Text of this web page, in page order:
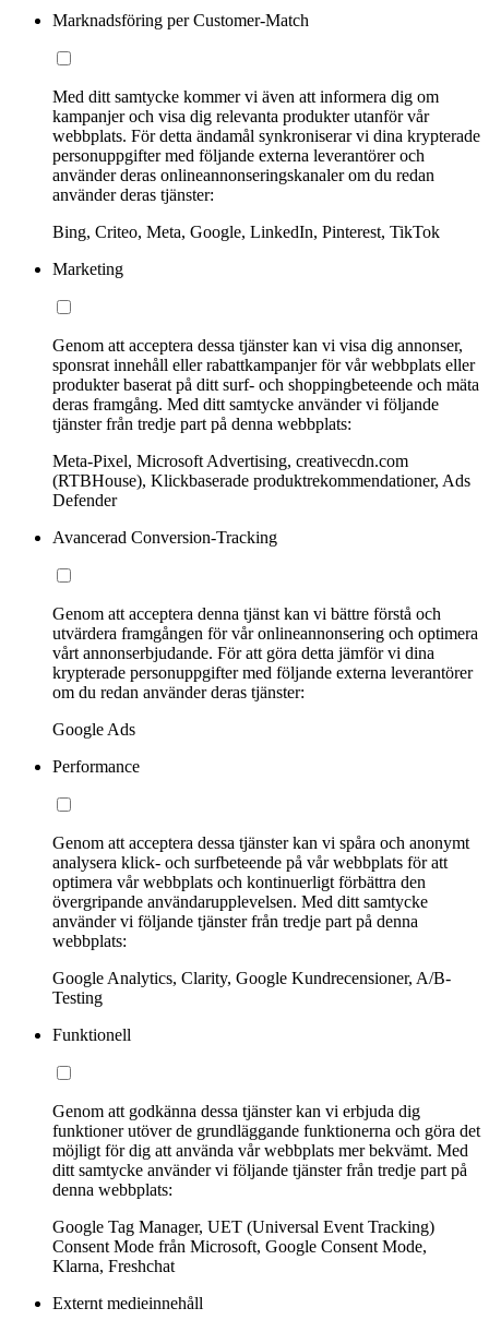
Marknadsföring per Customer-Match
Med ditt samtycke kommer vi även att informera dig om
kampanjer och visa dig relevanta produkter utanför vår
webbplats. För detta ändamål synkroniserar vi dina krypterade
personuppgifter med följande externa leverantörer och
använder deras onlineannonseringskanaler om du redan
använder deras tjänster:
Bing, Criteo, Meta, Google, LinkedIn, Pinterest, TikTok
Marketing
Genom att acceptera dessa tjänster kan vi visa dig annonser,
sponsrat innehåll eller rabattkampanjer för vår webbplats eller
produkter baserat på ditt surf- och shoppingbeteende och mäta
deras framgång. Med ditt samtycke använder vi följande
tjänster från tredje part på denna webbplats:
Meta-Pixel, Microsoft Advertising, creativecdn.com
(RTBHouse), Klickbaserade produktrekommendationer, Ads
Defender
Avancerad Conversion-Tracking
Genom att acceptera denna tjänst kan vi bättre förstå och
utvärdera framgången för vår onlineannonsering och optimera
vårt annonserbjudande. För att göra detta jämför vi dina
krypterade personuppgifter med följande externa leverantörer
om du redan använder deras tjänster:
Google Ads
Performance
Genom att acceptera dessa tjänster kan vi spåra och anonymt
analysera klick- och surfbeteende på vår webbplats för att
optimera vår webbplats och kontinuerligt förbättra den
övergripande användarupplevelsen. Med ditt samtycke
använder vi följande tjänster från tredje part på denna
webbplats:
Google Analytics, Clarity, Google Kundrecensioner, A/B-
Testing
Funktionell
Genom att godkänna dessa tjänster kan vi erbjuda dig
funktioner utöver de grundläggande funktionerna och göra det
möjligt för dig att använda vår webbplats mer bekvämt. Med
ditt samtycke använder vi följande tjänster från tredje part på
denna webbplats:
Google Tag Manager, UET (Universal Event Tracking)
Consent Mode från Microsoft, Google Consent Mode,
Klarna, Freshchat
Externt medieinnehåll